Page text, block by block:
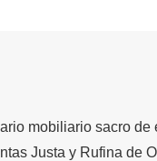
mobiliario sacro
Justa y Rufina de